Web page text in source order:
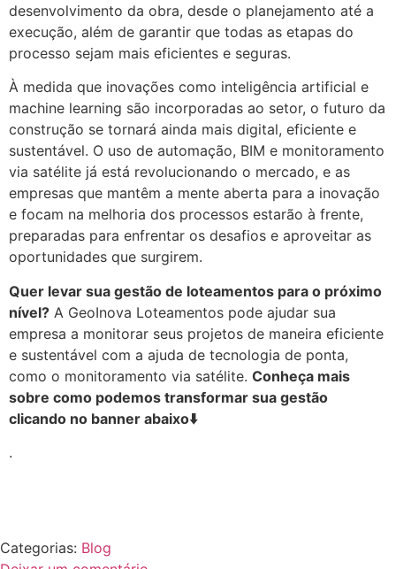
desenvolvimento da obra, desde o planejamento até a
execução, além de garantir que todas as etapas do
processo sejam mais eficientes e seguras.
À medida que inovações como inteligência artificial e
machine learning são incorporadas ao setor, o futuro da
construção se tornará ainda mais digital, eficiente e
sustentável. O uso de automação, BIM e monitoramento
via satélite já está revolucionando o mercado, e as
empresas que mantêm a mente aberta para a inovação
e focam na melhoria dos processos estarão à frente,
preparadas para enfrentar os desafios e aproveitar as
oportunidades que surgirem.
Quer levar sua gestão de loteamentos para o próximo
nível? A GeoInova Loteamentos pode ajudar sua
empresa a monitorar seus projetos de maneira eficiente
e sustentável com a ajuda de tecnologia de ponta,
como o monitoramento via satélite. Conheça mais
sobre como podemos transformar sua gestão
clicando no banner abaixo⬇️
.
Categorias: Blog